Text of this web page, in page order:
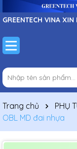
GREENTECH VINA
Trang chủ PHỤ
OBL MD đai nhựa